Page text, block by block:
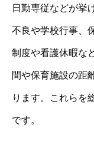
日勤専従などが挙
不良や学校行事、
制度や看護休暇な
間や保育施設の距
ります。これらを
です。